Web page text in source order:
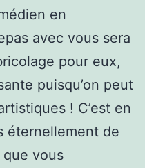
en
avec vous sera
pour eux,
puisqu’on peut
! C’est en
éternellement de
vous